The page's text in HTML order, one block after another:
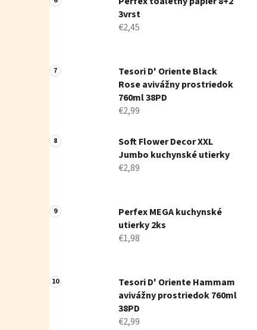
3vrst
€2,45
Tesori D' Oriente Black
Rose avivážny prostriedok
760ml 38PD
€2,99
Soft Flower Decor XXL
Jumbo kuchynské utierky
€2,89
Perfex MEGA kuchynské
utierky 2ks
€1,98
Tesori D' Oriente Hammam
avivážny prostriedok 760ml
38PD
€2,99